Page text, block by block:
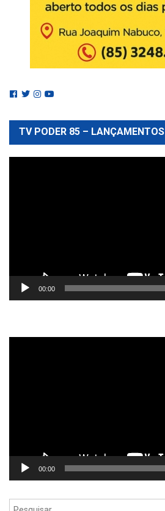
TV PODER 85 – LANÇAMENTOS
00:00
00:00